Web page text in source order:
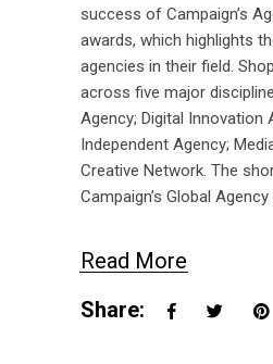
success of Campaign’s
awards, which highlights
agencies in their field.
across five major
Agency; Digital Innovation
Independent Agency;
Creative Network. The
Campaign’s Global
Read More
Share: